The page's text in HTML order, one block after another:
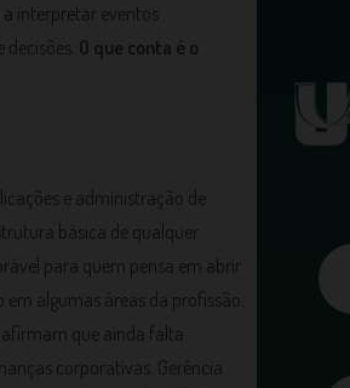
interpretar eventos
O que conta é o
e administração de
básica de qualquer
para quem pensa em abrir
algumas áreas da profissão.
afirmam que ainda falta
corporativas. Gerência